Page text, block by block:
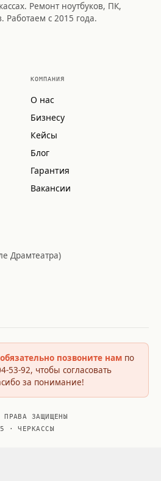
Ремонт ноутбуков, ПК,
Работаем с 2015 года.
КОМПАНИЯ
О нас
Бизнесу
Кейсы
Блог
Гарантия
Вакансии
Драмтеатра)
позвоните нам по
53-92, чтобы согласовать
за понимание!
ЗАЩИЩЕНЫ
· ЧЕРКАССЫ